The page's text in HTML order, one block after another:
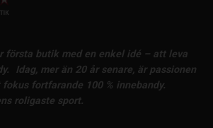
första butik med en enkel idé – att leva
Idag, mer än 20 år senare, är passionen
fokus fortfarande 100 % innebandy.
roligaste sport.